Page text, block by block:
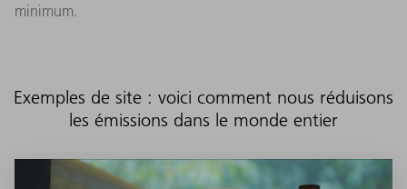
minimum.
Exemples de site : voici comment nous réduisons
les émissions dans le monde entier